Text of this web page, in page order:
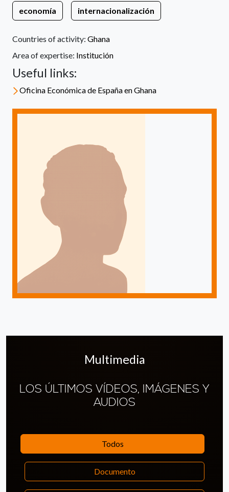
economía internacionalización
Countries of activity: Ghana
Area of expertise: Institución
Useful links:
Oficina Económica de España en Ghana
Multimedia
LOS ÚLTIMOS VÍDEOS, IMÁGENES Y
AUDIOS
Todos
Documento